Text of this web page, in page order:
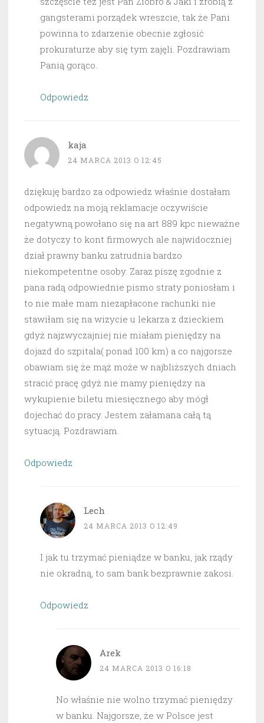
gangsterami porządek wreszcie, tak że Pani
powinna to zdarzenie obecnie zgłosić
prokuraturze aby się tym zajęli. Pozdrawiam
Panią gorąco.
Odpowiedz
kaja
24 MARCA 2013 O 12:45
dziękuję bardzo za odpowiedz właśnie dostałam
odpowiedz na moją reklamacje oczywiście
negatywną powołano się na art 889 kpc nieważne
że dotyczy to kont firmowych ale najwidoczniej
dział prawny banku zatrudnia bardzo
niekompetentne osoby. Zaraz piszę zgodnie z
pana radą odpowiednie pismo straty poniosłam i
to nie małe mam niezapłacone rachunki nie
stawiłam się na wizycie u lekarza z dzieckiem
gdyż najzwyczajniej nie miałam pieniędzy na
dojazd do szpitala( ponad 100 km) a co najgorsze
obawiam się że mąż może w najbliższych dniach
stracić pracę gdyż nie mamy pieniędzy na
wykupienie biletu miesięcznego aby mógł
dojechać do pracy. Jestem załamana całą tą
sytuacją. Pozdrawiam.
Odpowiedz
Lech
24 MARCA 2013 O 12:49
I jak tu trzymać pieniądze w banku, jak rządy
nie okradną, to sam bank bezprawnie zakosi.
Odpowiedz
Arek
24 MARCA 2013 O 16:18
No właśnie nie wolno trzymać pieniędzy
w banku. Najgorsze, że w Polsce jest